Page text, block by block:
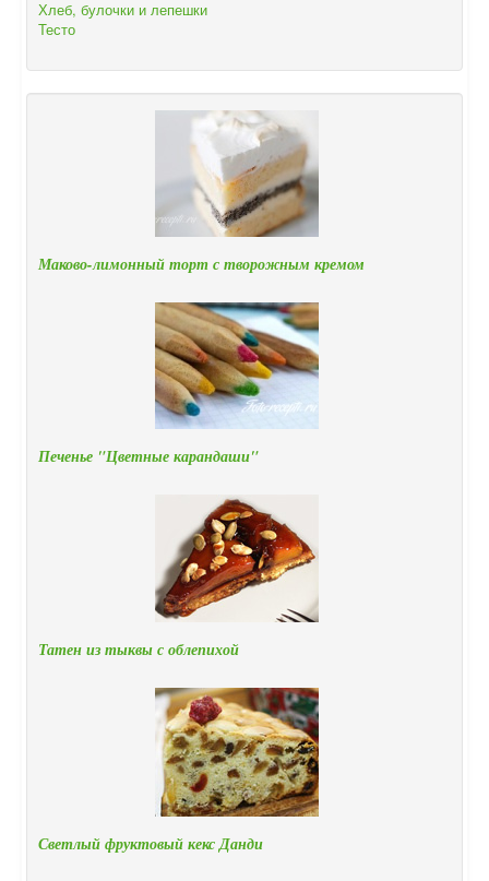
Хлеб, булочки и лепешки
Тесто
Маково-лимонный торт с творожным кремом
Печенье "Цветные карандаши"
Татен из тыквы с облепихой
Светлый фруктовый кекс Данди